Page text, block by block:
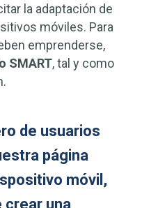
la adaptación de
móviles. Para
emprenderse,
SMART, tal y como
de usuarios
página
móvil,
crear una